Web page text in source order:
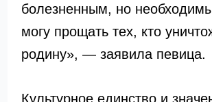
болезненным, но
могу прощать тех, кто
родину», — заявила певица.
Культурное единство и